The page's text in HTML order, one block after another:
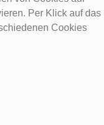
Per Klick auf das
Cookies